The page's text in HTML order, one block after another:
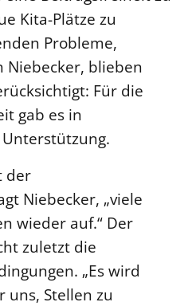
Kita-Plätze zu
Probleme,
blieben
Für die
gab es in
der
Niebecker, „viele
wieder auf.“ Der
zuletzt die
„Es wird
Stellen zu